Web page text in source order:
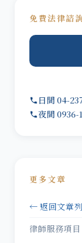
免費法律諮
日間 04-
夜間 0936-
更多文章
← 返回文章
律師服務項目